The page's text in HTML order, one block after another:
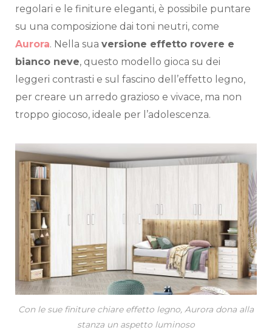
regolari e le finiture eleganti, è possibile puntare
su una composizione dai toni neutri, come
Aurora. Nella sua versione effetto rovere e
bianco neve, questo modello gioca su dei
leggeri contrasti e sul fascino dell’effetto legno,
per creare un arredo grazioso e vivace, ma non
troppo giocoso, ideale per l’adolescenza.
Con le sue finiture chiare effetto legno, Aurora dona alla
stanza un aspetto luminoso